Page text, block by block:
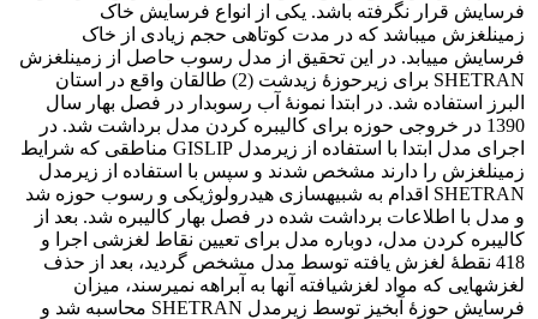
فرسایش قرار نگرفته باشد. یکی از انواع فرسایش خاک
زمین‏لغزش می‏باشد که در مدت کوتاهی حجم زیادی از خاک
فرسایش می‏یابد. در این تحقیق از مدل رسوب حاصل از زمین‏لغزش
SHETRAN برای زیرحوزۀ زیدشت (2) طالقان واقع در استان
البرز استفاده شد. در ابتدا نمونۀ آب رسوب­دار در فصل بهار سال
1390 در خروجی حوزه برای کالیبره کردن مدل برداشت شد. در
اجرای مدل ابتدا با استفاده از زیرمدل GISLIP مناطقی که شرایط
زمین­لغزش را دارند مشخص شدند و سپس با استفاده از زیر­مدل
SHETRAN اقدام به شبیه­سازی هیدرولوژیکی و رسوب حوزه شد
و مدل با اطلاعات برداشت شده در فصل بهار کالیبره شد. بعد از
کالیبره کردن مدل، دوباره مدل برای تعیین نقاط لغزشی اجرا و
418 نقطۀ لغزش یافته توسط مدل مشخص گردید، بعد از حذف
لغزش­هایی که مواد لغزش­یافته آنها به آبراهه نمی­رسند، میزان
فرسایش حوزۀ آبخیز توسط زیرمدل SHETRAN محاسبه شد و